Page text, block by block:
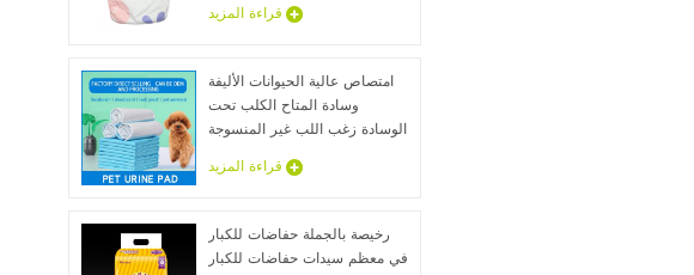
قراءة المزيد
امتصاص عالية الحيوانات الأليفة
وسادة المتاح الكلب تحت
الوسادة زغب اللب غير المنسوجة
الحيوان ملاءات السرير الجملة
قراءة المزيد
رخيصة بالجملة حفاضات للكبار
في معظم سيدات حفاضات للكبار